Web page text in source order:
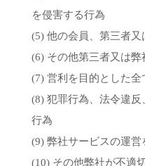
を侵害する行為
(5) 他の会員、第三者
(6) その他第三者又は
(7) 営利を目的とした全
(8) 犯罪行為、法令違
行為
(9) 弊社サービスの運営
(10) その他弊社が不適